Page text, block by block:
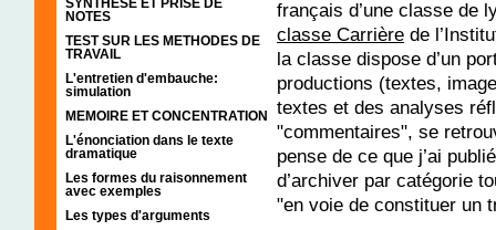
SYNTHESE ET PRISE DE
NOTES
TEST SUR LES METHODES DE
TRAVAIL
L'entretien d'embauche:
simulation
MEMOIRE ET CONCENTRATION
L'énonciation dans le texte
dramatique
Les formes du raisonnement
avec exemples
Les types d'arguments
français d’une classe de
classe Carrière de
la classe dispose d’un
productions (textes,
textes et des analyses
"commentaires", se
pense de ce que j’ai
d’archiver par catégorie
"en voie de constituer un